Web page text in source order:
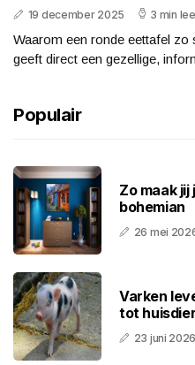
19 december 2025 3 min
Waarom een ronde eettafel zo
geeft direct een gezellige,
Populair
Zo maak
bohemian
26 mei
Varken
tot huisdier
23 juni 2026